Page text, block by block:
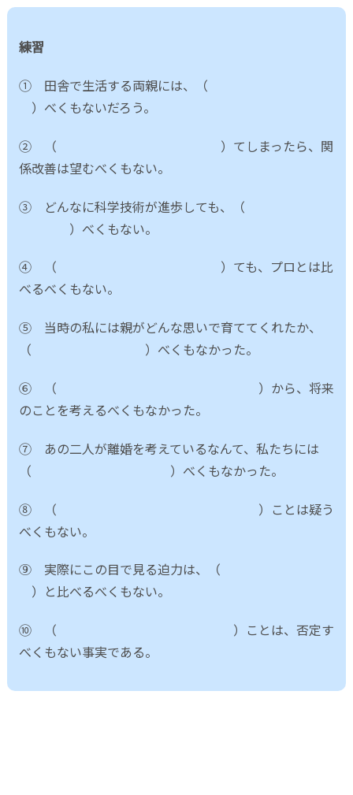
練習
① 田舎で生活する両親には、（
）べくもないだろう。
② （ ）てしまったら、関
係改善は望むべくもない。
③ どんなに科学技術が進歩しても、（
）べくもない。
④ （ ）ても、プロとは比
べるべくもない。
⑤ 当時の私には親がどんな思いで育ててくれたか、
（ ）べくもなかった。
⑥ （ ）から、将来
のことを考えるべくもなかった。
⑦ あの二人が離婚を考えているなんて、私たちには
（ ）べくもなかった。
⑧ （ ）ことは疑う
べくもない。
⑨ 実際にこの目で見る迫力は、（
）と比べるべくもない。
⑩ （ ）ことは、否定す
べくもない事実である。